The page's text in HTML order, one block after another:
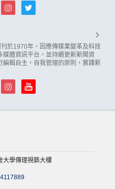
於1970年，因應傳媒業變革及科技
媒體資訊平台，並持續更新新聞資
編輯自主，自我管理的原則，實踐新
大學傳理視藝大樓